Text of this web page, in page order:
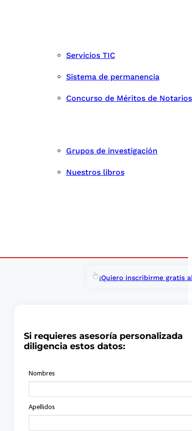
Servicios TIC
Sistema de permanencia
Concurso de Méritos de Notarios
Grupos de investigación
Nuestros libros
¡Quiero inscribirme gratis
Si requieres asesoría personalizada
diligencia estos datos: